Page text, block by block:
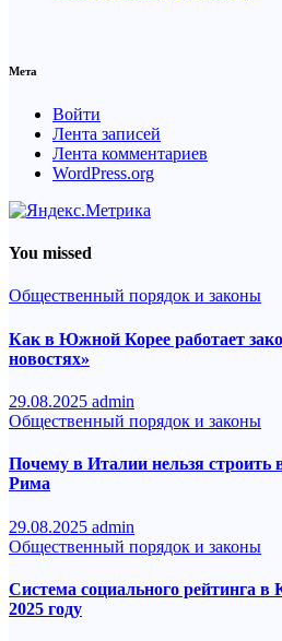
Мета
Войти
Лента записей
Лента комментариев
WordPress.org
You missed
Общественный порядок и законы
Как в Южной Корее работает
новостях»
29.08.2025 admin
Общественный порядок и законы
Почему в Италии нельзя строить
Рима
29.08.2025 admin
Общественный порядок и законы
Система социального рейтинга в
2025 году